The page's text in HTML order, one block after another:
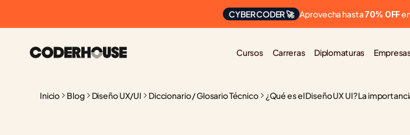
CYBER CODER 🚀 Aprovecha hasta 70% OFF
Cursos Carreras Diplomaturas
Inicio Blog Diseño UX/UI Diccionario / Glosario Técnico ¿Qué es el Diseño UX UI? La